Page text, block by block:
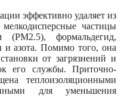
эффективно удаляет из
частицы
формальдегид,
азота. Помимо того, она
от загрязнений и
его службы. Приточно-
теплоизоляционными
для уменьшения